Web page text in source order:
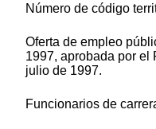
Número de código
Oferta de empleo
1997, aprobada por el
julio de 1997.
Funcionarios de